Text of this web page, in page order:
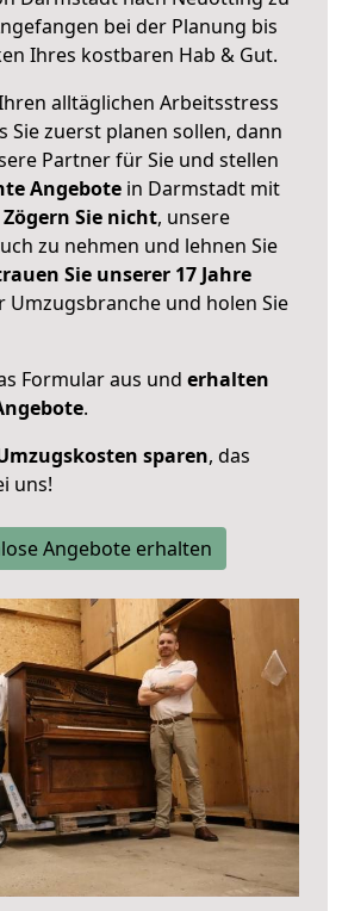
bei der Planung bis
Ihres kostbaren Hab & Gut.
alltäglichen Arbeitsstress
Sie zuerst planen sollen, dann
Partner für Sie und stellen
Angebote in Darmstadt mit
Zögern Sie nicht, unsere
zu nehmen und lehnen Sie
Sie unserer 17 Jahre
Umzugsbranche und holen Sie
Formular aus und erhalten
.
sparen, das
uns!
Angebote erhalten